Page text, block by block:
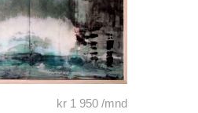
kr1 950/mnd